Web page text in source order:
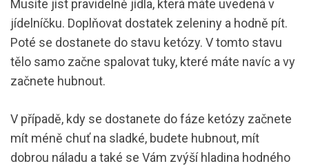
Musíte jíst pravidelně jídla, která máte uvedená v
jídelníčku. Doplňovat dostatek zeleniny a hodně pít.
Poté se dostanete do stavu ketózy. V tomto stavu
tělo samo začne spalovat tuky, které máte navíc a vy
začnete hubnout.
V případě, kdy se dostanete do fáze ketózy začnete
mít méně chuť na sladké, budete hubnout, mít
dobrou náladu a také se Vám zvýší hladina hodného